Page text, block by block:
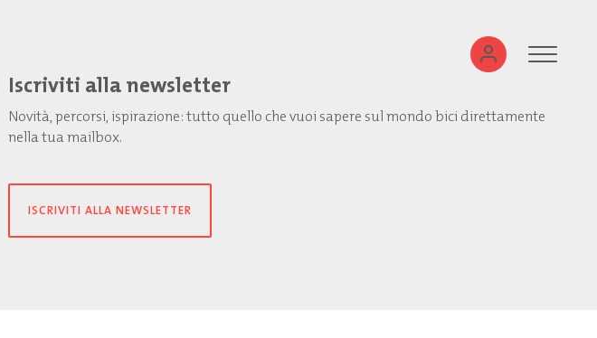
Iscriviti alla newsletter
Novità, percorsi, ispirazione: tutto quello che vuoi sapere sul mondo bici direttamente
nella tua mailbox.
ISCRIVITI ALLA NEWSLETTER